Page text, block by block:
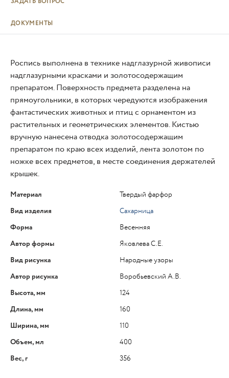
ДОКУМЕНТЫ
Роспись выполнена в технике надглазурной живописи
надглазурными красками и золотосодержащим
препаратом. Поверхность предмета разделена на
прямоугольники, в которых чередуются изображения
фантастических животных и птиц с орнаментом из
растительных и геометрических элементов. Кистью
вручную нанесена отводка золотосодержащим
препаратом по краю всех изделий, лента золотом по
ножке всех предметов, в месте соединения держателей
крышек.
Материал
Твердый фарфор
Вид изделия
Сахарница
Форма
Весенняя
Автор формы
Яковлева С.Е.
Вид рисунка
Народные узоры
Автор рисунка
Воробьевский А.В.
Высота, мм
124
Длина, мм
160
Ширина, мм
110
Объем, мл
400
Вес, г
356